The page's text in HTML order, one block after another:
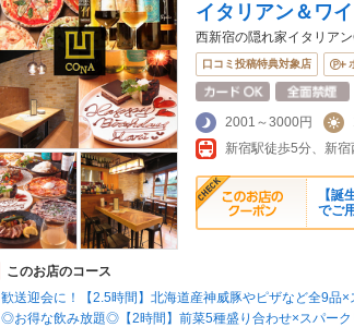
イタリアン＆ワ
西新宿の隠れ家イタリア
口コミ投稿特典対象店
2001～3000円
新宿駅徒歩5分、新
【誕
でご
このお店のコース
歓送迎会に！【2.5時間】北海道産神威豚やピザなど全9品
◎お得な飲み放題◎【2時間】前菜5種盛り合わせ×スパーク